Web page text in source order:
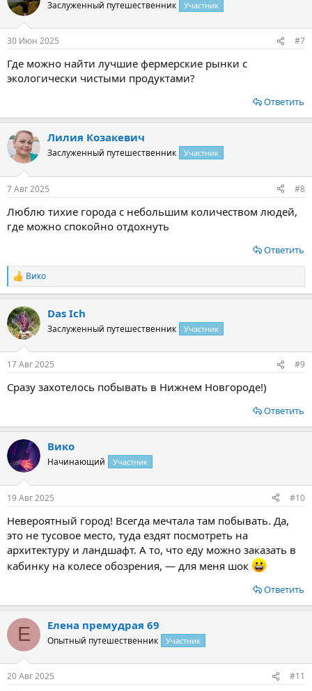
и
Заслуженный путешественник Участник
30 Июн 2025 #7
Где можно найти лучшие фермерские рынки с
экологически чистыми продуктами?
Ответить
Лилия Козакевич
Заслуженный путешественник Участник
7 Авг 2025 #8
Люблю тихие города с небольшим количеством людей,
где можно спокойно отдохнуть
Ответить
Р
е
к
ц
и
Вико
Das Ich
Заслуженный путешественник Участник
17 Авг 2025 #9
Сразу захотелось побывать в Нижнем Новгороде!)
Ответить
Вико
Начинающий Участник
19 Авг 2025 #10
Невероятный город! Всегда мечтала там побывать. Да,
это не тусовое место, туда ездят посмотреть на
архитектуру и ландшафт. А то, что еду можно заказать в
кабинку на колесе обозрения, — для меня шок
Ответить
Е Елена премудрая 69
Опытный путешественник Участник
20 Авг 2025 #11